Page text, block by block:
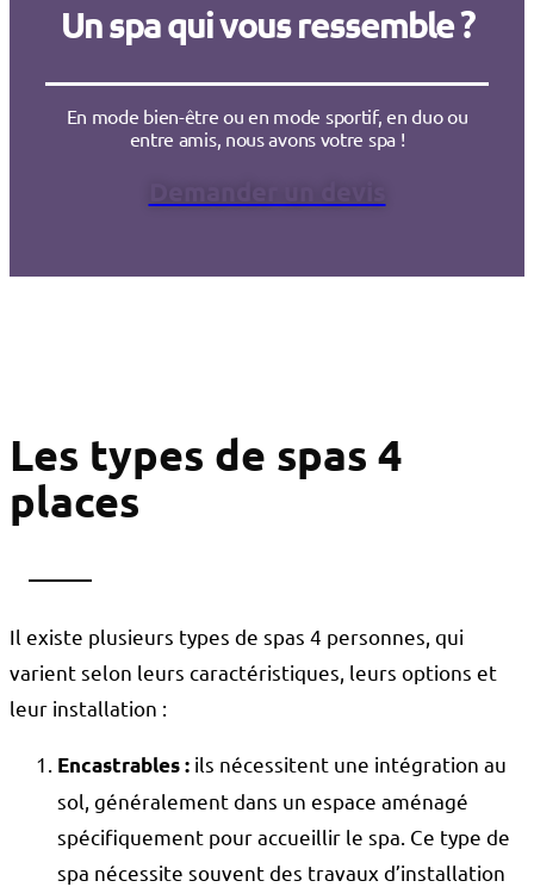
Un spa qui vous ressemble ?
En mode bien-être ou en mode sportif, en duo ou
entre amis, nous avons votre spa !
Les types de spas 4
places
Il existe plusieurs types de spas 4 personnes, qui
varient selon leurs caractéristiques, leurs options et
leur installation :
Encastrables : ils nécessitent une intégration au
sol, généralement dans un espace aménagé
spécifiquement pour accueillir le spa. Ce type de
spa nécessite souvent des travaux d’installation